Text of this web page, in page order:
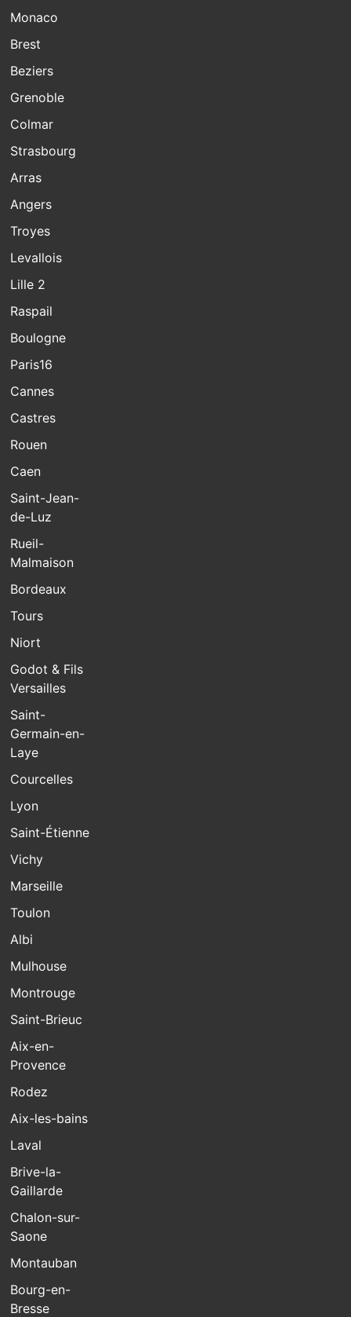
Monaco
Brest
Beziers
Grenoble
Colmar
Strasbourg
Arras
Angers
Troyes
Levallois
Lille 2
Raspail
Boulogne
Paris16
Cannes
Castres
Rouen
Caen
Saint-Jean-
de-Luz
Rueil-
Malmaison
Bordeaux
Tours
Niort
Godot & Fils
Versailles
Saint-
Germain-en-
Laye
Courcelles
Lyon
Saint-Étienne
Vichy
Marseille
Toulon
Albi
Mulhouse
Montrouge
Saint-Brieuc
Aix-en-
Provence
Rodez
Aix-les-bains
Laval
Brive-la-
Gaillarde
Chalon-sur-
Saone
Montauban
Bourg-en-
Bresse